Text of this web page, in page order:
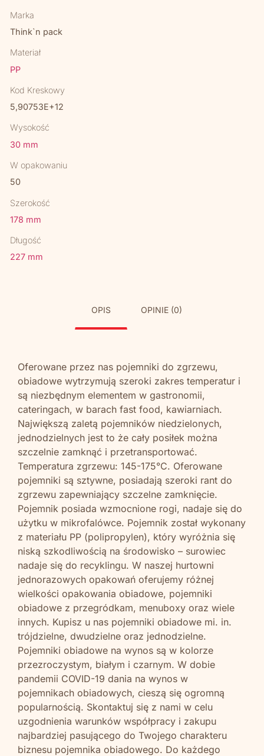
Marka
Think`n pack
Materiał
PP
Kod Kreskowy
5,90753E+12
Wysokość
30 mm
W opakowaniu
50
Szerokość
178 mm
Długość
227 mm
OPIS OPINIE (0)
Oferowane przez nas pojemniki do zgrzewu,
obiadowe wytrzymują szeroki zakres temperatur i
są niezbędnym elementem w gastronomii,
cateringach, w barach fast food, kawiarniach.
Największą zaletą pojemników niedzielonych,
jednodzielnych jest to że cały posiłek można
szczelnie zamknąć i przetransportować.
Temperatura zgrzewu: 145-175°C. Oferowane
pojemniki są sztywne, posiadają szeroki rant do
zgrzewu zapewniający szczelne zamknięcie.
Pojemnik posiada wzmocnione rogi, nadaje się do
użytku w mikrofalówce. Pojemnik został wykonany
z materiału PP (polipropylen), który wyróżnia się
niską szkodliwością na środowisko – surowiec
nadaje się do recyklingu. W naszej hurtowni
jednorazowych opakowań oferujemy różnej
wielkości opakowania obiadowe, pojemniki
obiadowe z przegródkam, menuboxy oraz wiele
innych. Kupisz u nas pojemniki obiadowe mi. in.
trójdzielne, dwudzielne oraz jednodzielne.
Pojemniki obiadowe na wynos są w kolorze
przezroczystym, białym i czarnym. W dobie
pandemii COVID-19 dania na wynos w
pojemnikach obiadowych, cieszą się ogromną
popularnością. Skontaktuj się z nami w celu
uzgodnienia warunków współpracy i zakupu
najbardziej pasującego do Twojego charakteru
biznesu pojemnika obiadowego. Do każdego